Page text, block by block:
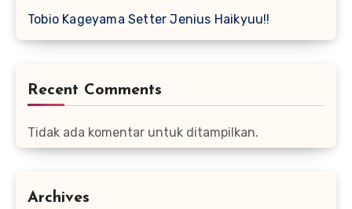
Tobio Kageyama Setter Jenius Haikyuu!!
Recent Comments
Tidak ada komentar untuk ditampilkan.
Archives